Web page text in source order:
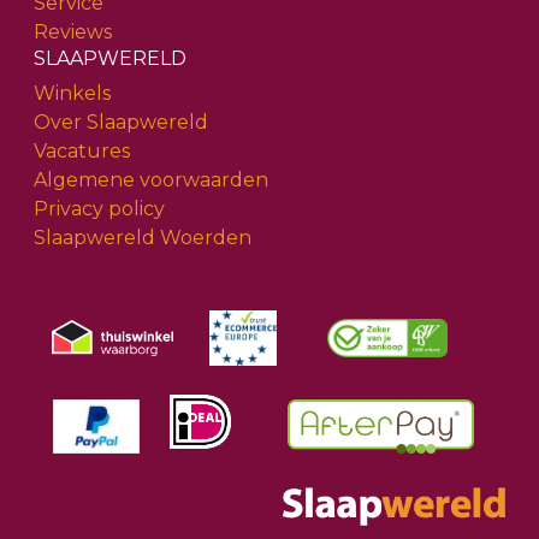
Reviews
SLAAPWERELD
Winkels
Over Slaapwereld
Vacatures
Algemene voorwaarden
Privacy policy
Slaapwereld Woerden